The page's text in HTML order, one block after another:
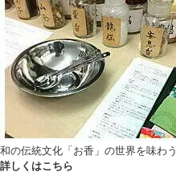
和の伝統文化「お香」の世界を味わう
詳しくはこちら